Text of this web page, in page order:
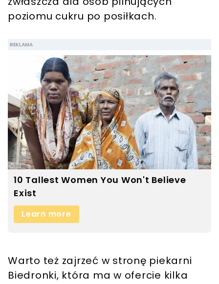
poziomu cukru po posiłkach.
Warto też zajrzeć w stronę piekarni
Biedronki, która ma w ofercie kilka